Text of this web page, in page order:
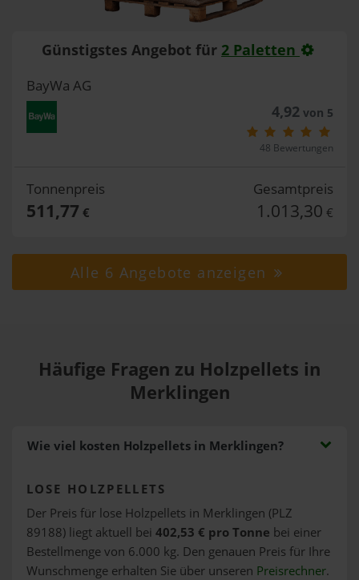
Günstigstes Angebot für 2 Paletten
BayWa AG
4,92von 5
48 Bewertungen
Tonnenpreis
511,77 €
Gesamtpreis
1.013,30 €
Alle 6 Angebote anzeigen
Häufige Fragen zu Holzpellets in
Merklingen
Wie viel kosten Holzpellets in Merklingen?
LOSE HOLZPELLETS
Der Preis für lose Holzpellets in Merklingen (PLZ
89188) liegt aktuell bei 402,53 € pro Tonne bei einer
Bestellmenge von 6.000 kg. Den genauen Preis für Ihre
Wunschmenge erhalten Sie über unseren Preisrechner.